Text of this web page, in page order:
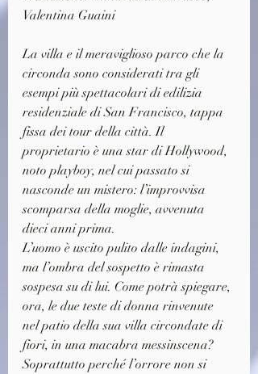
Valentina Guaini
La villa e il meraviglioso parco che la
circonda sono considerati tra gli
esempi più spettacolari di edilizia
residenziale di San Francisco, tappa
fissa dei tour della città. Il
proprietario è una star di Hollywood,
noto playboy, nel cui passato si
nasconde un mistero: l’improvvisa
scomparsa della moglie, avvenuta
dieci anni prima.
L’uomo è uscito pulito dalle indagini,
ma l’ombra del sospetto è rimasta
sospesa su di lui. Come potrà spiegare,
ora, le due teste di donna rinvenute
nel patio della sua villa circondate di
fiori, in una macabra messinscena?
Soprattutto perché l’orrore non si